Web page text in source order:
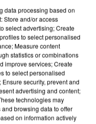
data processing based on
Store and/or access
select advertising; Create
to select personalised
Measure content
statistics or combinations
improve services; Create
to select personalised
security, prevent and
advertising and content;
technologies may
browsing data to offer
on information actively